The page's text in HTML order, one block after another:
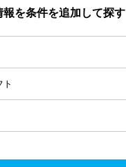
報を条件を追加して探す
ト